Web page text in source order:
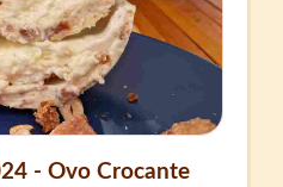
- Ovo Crocante